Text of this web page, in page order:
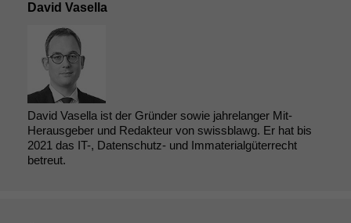
David Vasella
David Vasella ist der Gründer sowie jahrelanger Mit-
Herausgeber und Redakteur von swissblawg. Er hat bis
2021 das IT-, Datenschutz- und Immaterialgüterrecht
betreut.
Funktionalität
Einige
Funktionen auf